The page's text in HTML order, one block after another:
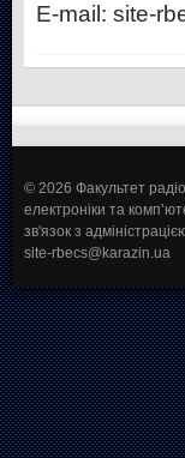
E-mail: site-
© 2026 Факультет
електроніки та
зв'язок з
site-rbecs@karazin.ua